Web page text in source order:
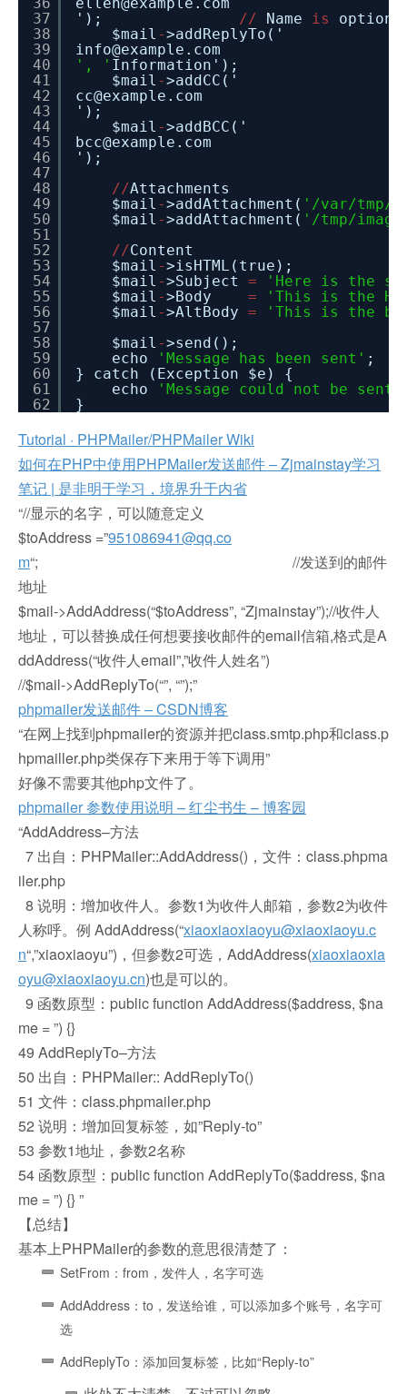
37
38
39
40
41
42
43
44
45
46
47
48
49
50
51
52
53
54
55
56
57
58
59
60
61
62
'); // Name is
$mail ->addReplyTo('
info@example.com
', ' Information');
$mail ->addCC('
cc@example.com
');
$mail ->addBCC('
bcc@example.com
');
//Attachments
$mail ->addAttachment( '/var/
$mail ->addAttachment( '/tmp/
//Content
$mail -
$mail ->Subject =
'Here is the
$mail ->Body =
'This is the
$mail ->AltBody =
'This is the
$mail ->send();
echo
'Message has been sent' ;
} catch (Exception $e) {
echo
'Message could not be
}
Tutorial · PHPMailer/PHPMailer Wiki
如何在PHP中使用PHPMailer发送邮件 – Zjmainstay学习
笔记 | 是非明于学习，境界升于内省
“//显示的名字，可以随意定义
$toAddress =”951086941@qq.co
m“; //发送到的邮件
地址
$mail->AddAddress(“$toAddress”, “Zjmainstay”);//收件人
地址，可以替换成任何想要接收邮件的email信箱,格式是A
ddAddress(“收件人email”,”收件人姓名”)
//$mail->AddReplyTo(“”, “”);”
phpmailer发送邮件 – CSDN博客
“在网上找到phpmailer的资源并把class.smtp.php和class.p
hpmailler.php类保存下来用于等下调用”
好像不需要其他php文件了。
phpmailer 参数使用说明 – 红尘书生 – 博客园
“AddAddress–方法
7 出自：PHPMailer::AddAddress()，文件：class.phpma
iler.php
8 说明：增加收件人。参数1为收件人邮箱，参数2为收件
人称呼。例 AddAddress(“xiaoxiaoxiaoyu@xiaoxiaoyu.c
n“,”xiaoxiaoyu”)，但参数2可选，AddAddress(xiaoxiaoxia
oyu@xiaoxiaoyu.cn)也是可以的。
9 函数原型：public function AddAddress($address, $na
me = ”) {}
49 AddReplyTo–方法
50 出自：PHPMailer:: AddReplyTo()
51 文件：class.phpmailer.php
52 说明：增加回复标签，如”Reply-to”
53 参数1地址，参数2名称
54 函数原型：public function AddReplyTo($address, $na
me = ”) {} ”
【总结】
基本上PHPMailer的参数的意思很清楚了：
SetFrom：from，发件人，名字可选
AddAddress：to，发送给谁，可以添加多个账号，名字可
选
AddReplyTo：添加回复标签，比如“Reply-to”